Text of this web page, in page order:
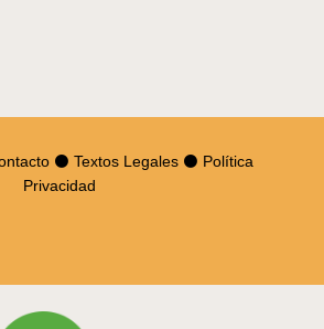
⚫ Textos Legales ⚫ Política
Privacidad